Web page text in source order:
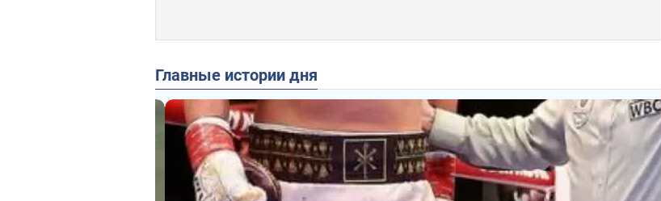
Главные истории дня